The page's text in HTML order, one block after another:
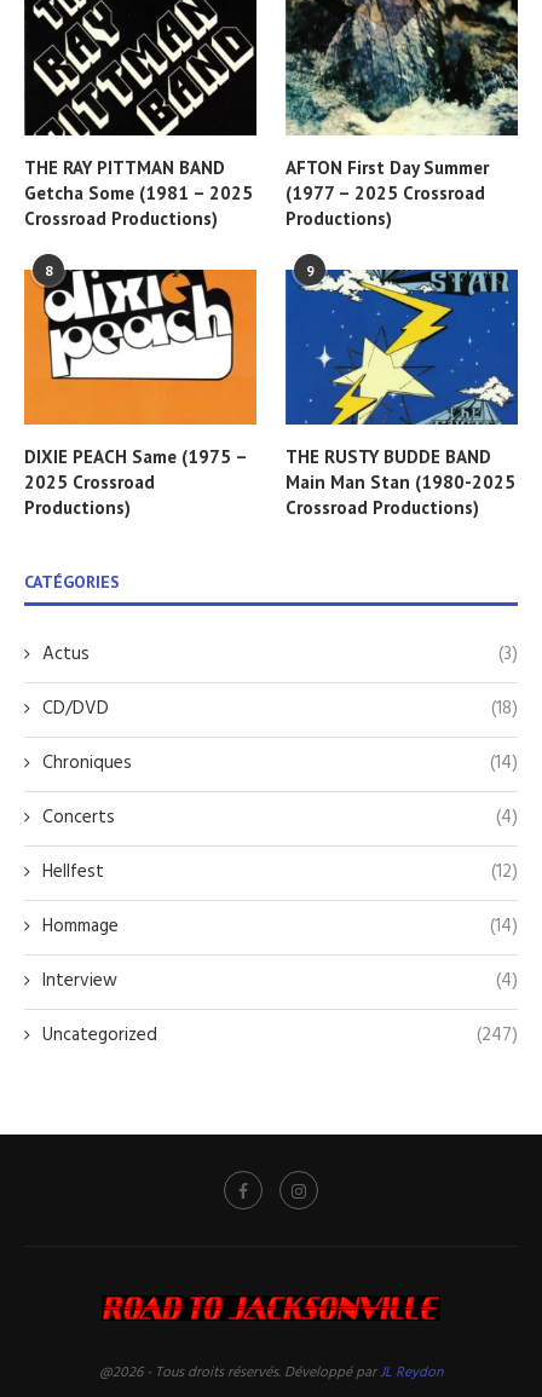
THE RAY PITTMAN BAND
Getcha Some (1981 – 2025
Crossroad Productions)
AFTON First Day Summer
(1977 – 2025 Crossroad
Productions)
8
DIXIE PEACH Same (1975 –
2025 Crossroad
Productions)
9
THE RUSTY BUDDE BAND
Main Man Stan (1980-2025
Crossroad Productions)
CATÉGORIES
Actus
(3)
CD/DVD
(18)
Chroniques
(14)
Concerts
(4)
Hellfest
(12)
Hommage
(14)
Interview
(4)
Uncategorized
(247)
@2026 - Tous droits réservés. Développé parJL Reydon